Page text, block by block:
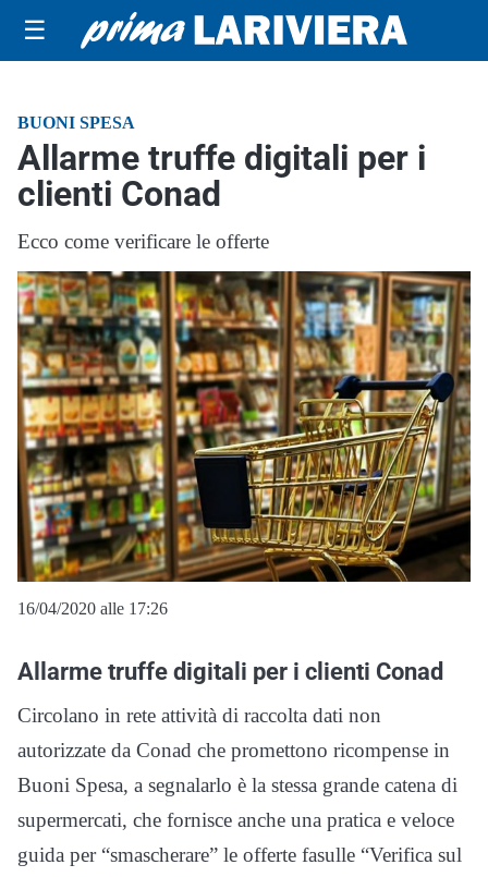
☰
BUONI SPESA
Allarme truffe digitali per i
clienti Conad
Ecco come verificare le offerte
16/04/2020 alle 17:26
Allarme truffe digitali per i clienti Conad
Circolano in rete attività di raccolta dati non
autorizzate da Conad che promettono ricompense in
Buoni Spesa, a segnalarlo è la stessa grande catena di
supermercati, che fornisce anche una pratica e veloce
guida per “smascherare” le offerte fasulle “Verifica sul